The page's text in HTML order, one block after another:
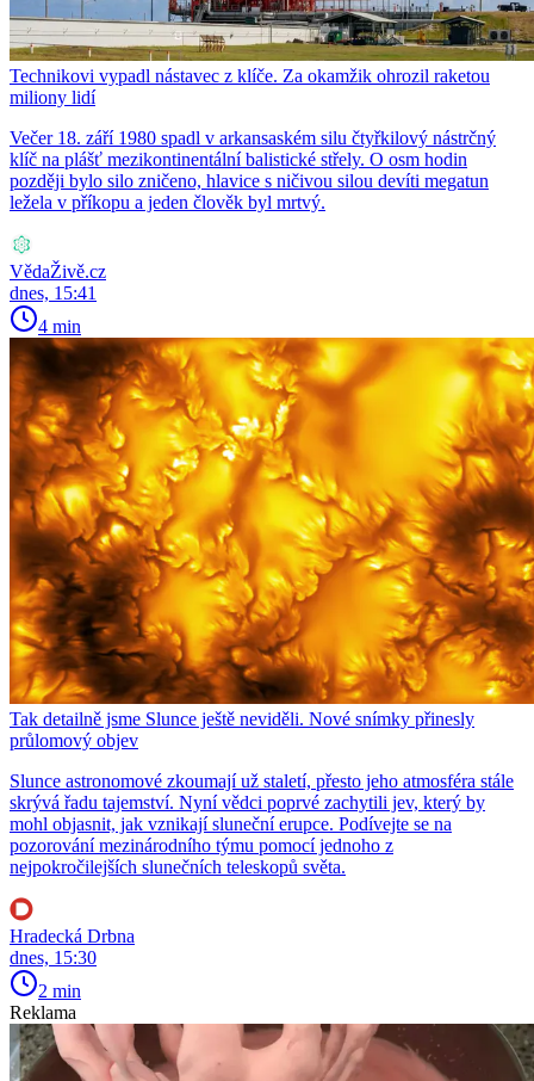
Technikovi vypadl nástavec z klíče. Za okamžik ohrozil raketou
miliony lidí
Večer 18. září 1980 spadl v arkansaském silu čtyřkilový nástrčný
klíč na plášť mezikontinentální balistické střely. O osm hodin
později bylo silo zničeno, hlavice s ničivou silou devíti megatun
ležela v příkopu a jeden člověk byl mrtvý.
VědaŽivě.cz
dnes, 15:41
4 min
Tak detailně jsme Slunce ještě neviděli. Nové snímky přinesly
průlomový objev
Slunce astronomové zkoumají už staletí, přesto jeho atmosféra stále
skrývá řadu tajemství. Nyní vědci poprvé zachytili jev, který by
mohl objasnit, jak vznikají sluneční erupce. Podívejte se na
pozorování mezinárodního týmu pomocí jednoho z
nejpokročilejších slunečních teleskopů světa.
Hradecká Drbna
dnes, 15:30
2 min
Reklama